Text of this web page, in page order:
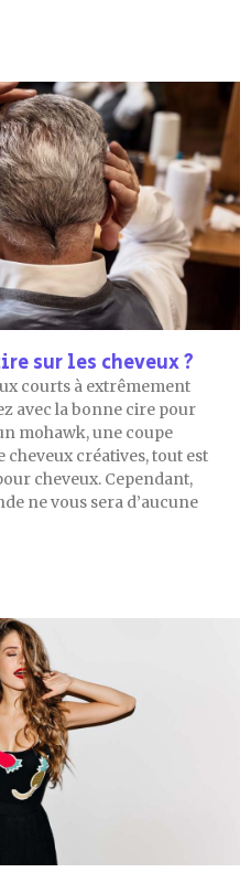
sur les cheveux ?
courts à extrêmement
avec la bonne cire pour
mohawk, une coupe
cheveux créatives, tout est
cheveux. Cependant,
ne vous sera d’aucune